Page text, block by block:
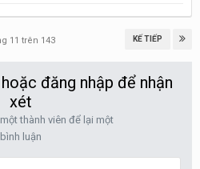
KẾ TIẾP
11 trên 143
đăng nhập để nhận
xét
thành viên để lại một
bình luận